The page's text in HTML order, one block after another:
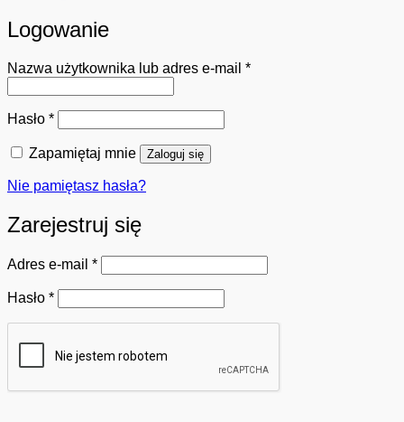
Logowanie
Nazwa użytkownika lub adres e-mail *Wymagane
Hasło *Wymagane
Zapamiętaj mnie Zaloguj się
Nie pamiętasz hasła?
Zarejestruj się
Adres e-mail *Wymagane
Hasło *Wymagane